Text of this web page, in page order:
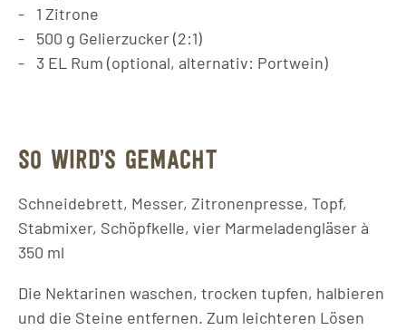
1 Zitrone
500 g Gelierzucker (2:1)
3 EL Rum (optional, alternativ: Portwein)
SO WIRD’S GEMACHT
Schneidebrett, Messer, Zitronenpresse, Topf,
Stabmixer, Schöpfkelle, vier Marmeladengläser à
350 ml
Die Nektarinen waschen, trocken tupfen, halbieren
und die Steine entfernen. Zum leichteren Lösen